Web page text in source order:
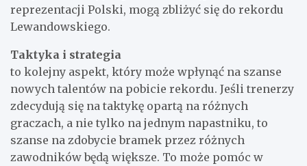
reprezentacji Polski, mogą zbliżyć się do rekordu
Lewandowskiego.
Taktyka i strategia
to kolejny aspekt, który może wpłynąć na szanse
nowych talentów na pobicie rekordu. Jeśli trenerzy
zdecydują się na taktykę opartą na różnych
graczach, a nie tylko na jednym napastniku, to
szanse na zdobycie bramek przez różnych
zawodników będą większe. To może pomóc w